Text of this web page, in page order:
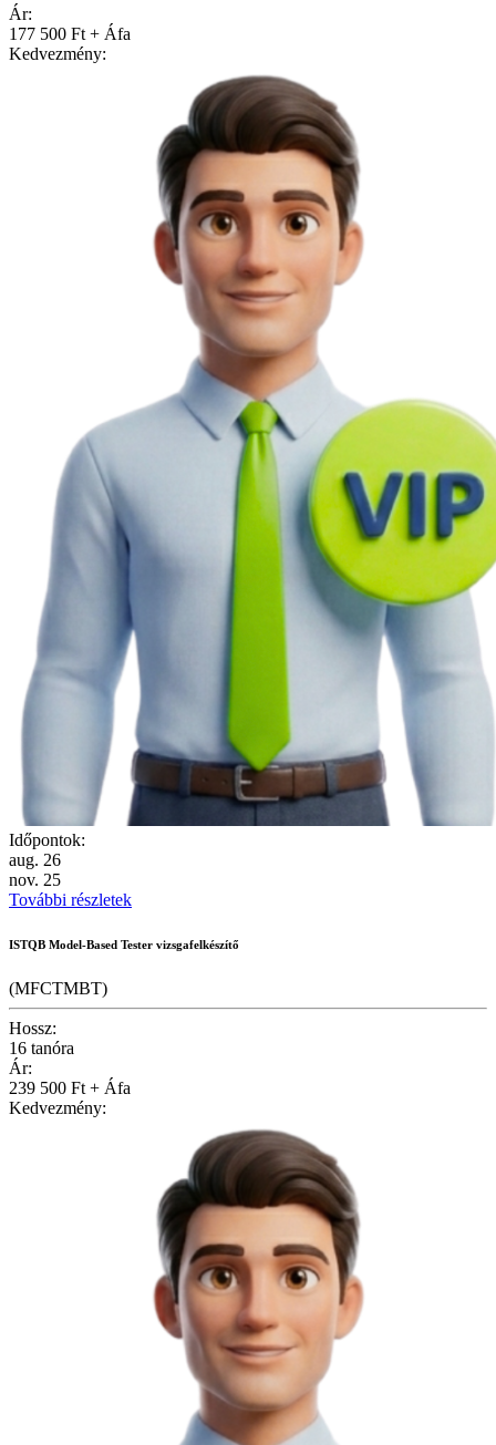
Ár:
177 500 Ft + Áfa
Kedvezmény:
Időpontok:
aug. 26
nov. 25
További részletek
ISTQB Model-Based Tester vizsgafelkészítő
(MFCTMBT)
Hossz:
16 tanóra
Ár:
239 500 Ft + Áfa
Kedvezmény: